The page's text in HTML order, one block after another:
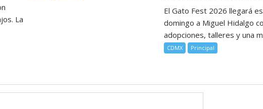
La
El Gato Fest 2026 llegará
domingo a Miguel Hidalgo
adopciones, talleres y una
CDMX Principal